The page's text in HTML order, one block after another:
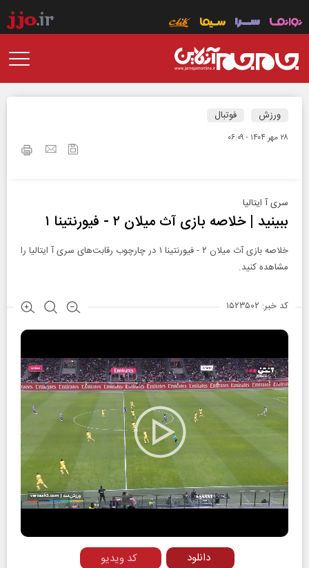
ورزش فوتبال
۲۸ مهر ۱۴۰۴ - ۰۶:۰۹
سری آ ایتالیا
ببینید | خلاصه بازی آث میلان ۲ - فیورنتینا ۱
خلاصه بازی آث میلان ۲ - فیورنتینا ۱ در چارچوب رقابت‌های سری آ ایتالیا را
مشاهده کنید.
کد خبر: ۱۵۲۳۵۰۲
Play
Video
کد ویدیو دانلود